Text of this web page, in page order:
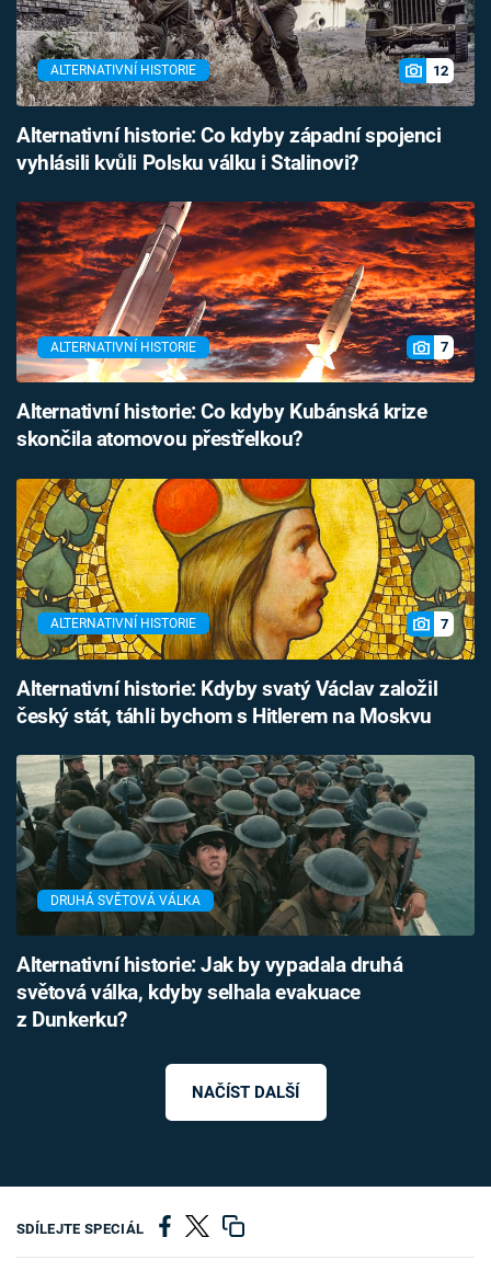
ALTERNATIVNÍ HISTORIE 12
Alternativní historie: Co kdyby západní spojenci
vyhlásili kvůli Polsku válku i Stalinovi?
ALTERNATIVNÍ HISTORIE 7
Alternativní historie: Co kdyby Kubánská krize
skončila atomovou přestřelkou?
ALTERNATIVNÍ HISTORIE 7
Alternativní historie: Kdyby svatý Václav založil
český stát, táhli bychom s Hitlerem na Moskvu
DRUHÁ SVĚTOVÁ VÁLKA
Alternativní historie: Jak by vypadala druhá
světová válka, kdyby selhala evakuace
z Dunkerku?
NAČÍST DALŠÍ
SDÍLEJTE SPECIÁL